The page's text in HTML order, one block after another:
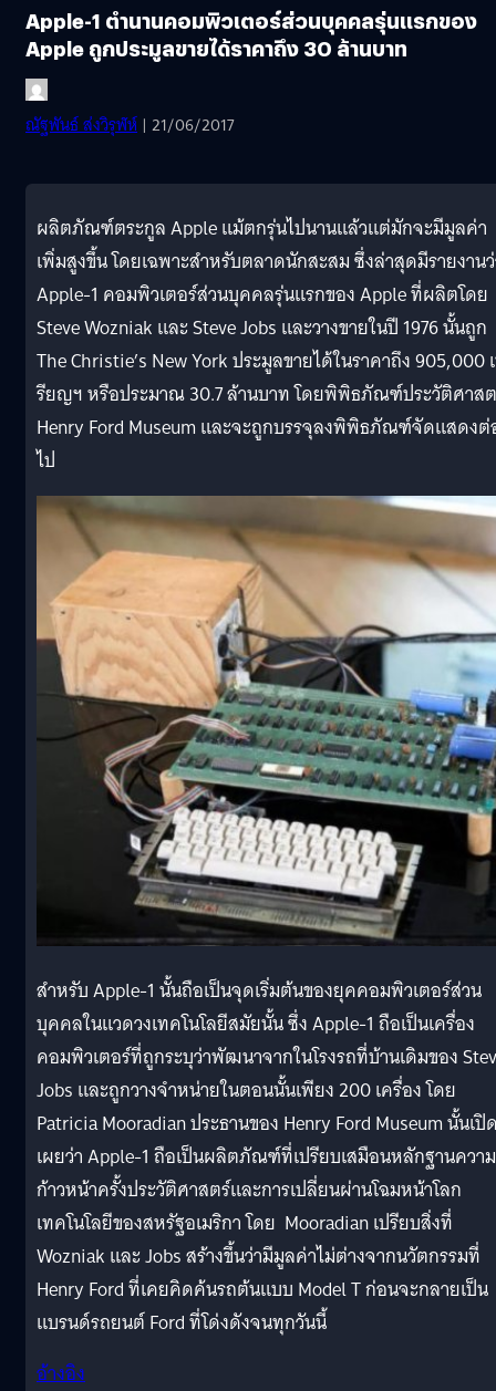
Apple-1 ตำนานคอมพิวเตอร์ส่วนบุคคลรุ่นแรกของ
Apple ถูกประมูลขายได้ราคาถึง 30 ล้านบาท
ณัฐพันธ์ ส่งวิรุฬห์ | 21/06/2017
ผลิตภัณฑ์ตระกูล Apple แม้ตกรุ่นไปนานแล้วแต่มักจะมีมูลค่า
เพิ่มสูงขึ้น โดยเฉพาะสำหรับตลาดนักสะสม ซึ่งล่าสุดมีรายงาน
Apple-1 คอมพิวเตอร์ส่วนบุคคลรุ่นแรกของ Apple ที่ผลิตโดย
Steve Wozniak และ Steve Jobs และวางขายในปี 1976 นั้นถูก
The Christie’s New York ประมูลขายได้ในราคาถึง 905,000
รียญฯ หรือประมาณ 30.7 ล้านบาท โดยพิพิธภัณฑ์ประวัติศาส
Henry Ford Museum และจะถูกบรรจุลงพิพิธภัณฑ์จัดแสดง
ไป
สำหรับ Apple-1 นั้นถือเป็นจุดเริ่มต้นของยุคคอมพิวเตอร์ส่วน
บุคคลในแวดวงเทคโนโลยีสมัยนั้น ซึ่ง Apple-1 ถือเป็นเครื่อง
คอมพิวเตอร์ที่ถูกระบุว่าพัฒนาจากในโรงรถที่บ้านเดิมของ
Jobs และถูกวางจำหน่ายในตอนนั้นเพียง 200 เครื่อง โดย
Patricia Mooradian ประธานของ Henry Ford Museum นั้นเปิ
เผยว่า Apple-1 ถือเป็นผลิตภัณฑ์ที่เปรียบเสมือนหลักฐานความ
ก้าวหน้าครั้งประวัติศาสตร์และการเปลี่ยนผ่านโฉมหน้าโลก
เทคโนโลยีของสหรัฐอเมริกา โดย Mooradian เปรียบสิ่งที่
Wozniak และ Jobs สร้างขึ้นว่ามีมูลค่าไม่ต่างจากนวัตกรรมที่
Henry Ford ที่เคยคิดค้นรถต้นแบบ Model T ก่อนจะกลายเป็น
แบรนด์รถยนต์ Ford ที่โด่งดังจนทุกวันนี้
อ้างอิง